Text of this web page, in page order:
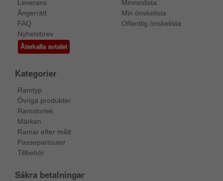
Leverans
Ångerrätt
FAQ
Nyhetsbrev
Återkalla avtalet
Minneslista
Min önskelista
Offentlig önskelista
Kategorier
Ramtyp
Övriga produkter
Ramstorlek
Märken
Ramar efter mått
Passepartouter
Tillbehör
Säkra betalningar